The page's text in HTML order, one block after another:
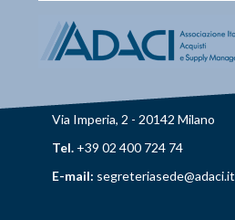
Via Imperia, 2 - 20142 Milano
Tel. +39 02 400 724 74
E-mail: segreteriasede@adaci.it